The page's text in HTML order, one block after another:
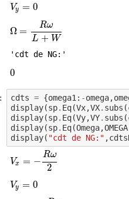
Vy = 0
Vy =0
Ω =
Rω
L + W
Ω=R ωL+W
'cdt de NG:'
0
0
cdts = {omega1 : -omega,
display(sp. Eq(Vx,VX. subs (
display(sp. Eq(Vy,VY. subs (
display(sp. Eq(Omega,OMEGA
display( "cdt de NG:" ,
Vx = −
Rω
2
Vx=−Rω2
Vy = 0
Vy =0